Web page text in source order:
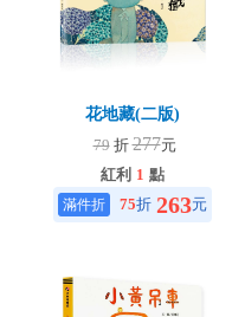
花地藏(二版)
79 折277元
紅利 1 點
75折 263元